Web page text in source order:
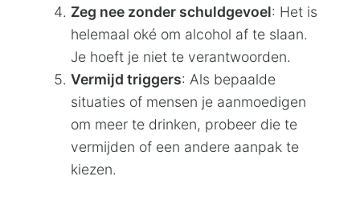
Zeg nee zonder schuldgevoel: Het is
helemaal oké om alcohol af te slaan.
Je hoeft je niet te verantwoorden.
Vermijd triggers: Als bepaalde
situaties of mensen je aanmoedigen
om meer te drinken, probeer die te
vermijden of een andere aanpak te
kiezen.